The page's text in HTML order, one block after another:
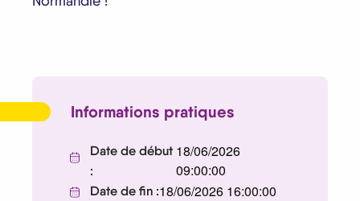
Informations pratiques
Date de début
:
18/06/2026
09:00:00
Date de fin :18/06/2026 16:00:00